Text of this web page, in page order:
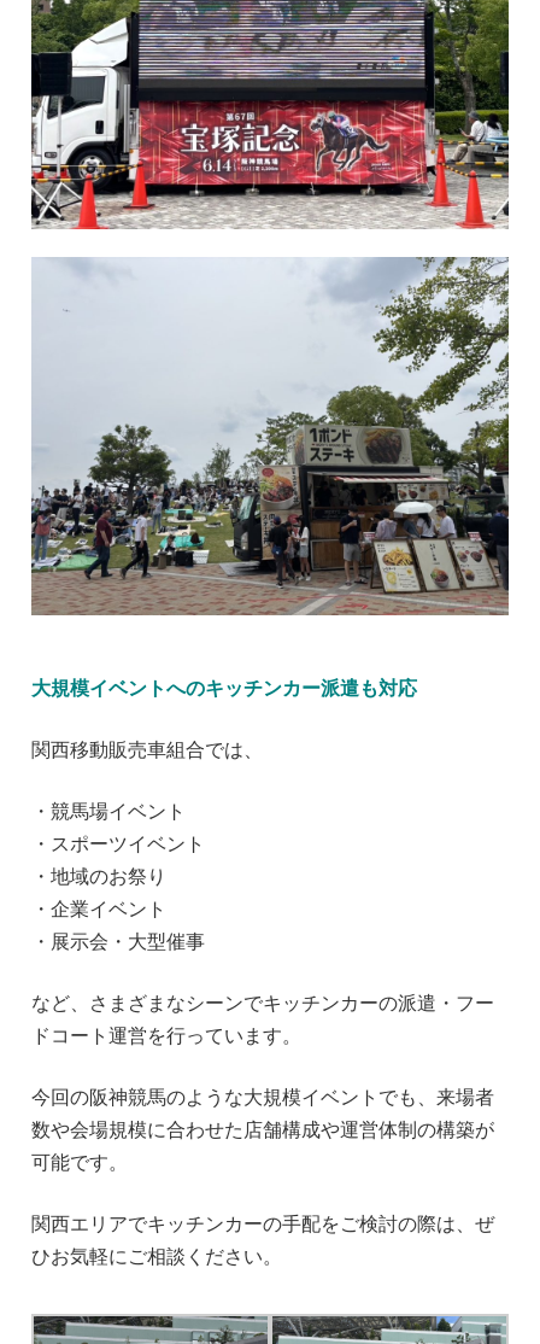
大規模イベントへのキッチンカー派遣も対応
関西移動販売車組合では、
・競馬場イベント
・スポーツイベント
・地域のお祭り
・企業イベント
・展示会・大型催事
など、さまざまなシーンでキッチンカーの派遣・フー
ドコート運営を行っています。
今回の阪神競馬のような大規模イベントでも、来場者
数や会場規模に合わせた店舗構成や運営体制の構築が
可能です。
関西エリアでキッチンカーの手配をご検討の際は、ぜ
ひお気軽にご相談ください。